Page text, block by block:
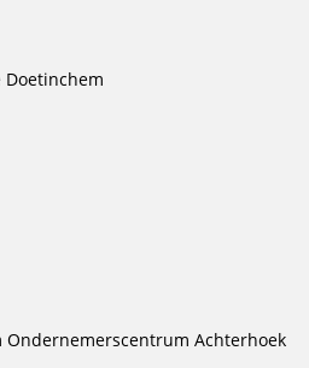
Doetinchem
Ondernemerscentrum Achterhoek